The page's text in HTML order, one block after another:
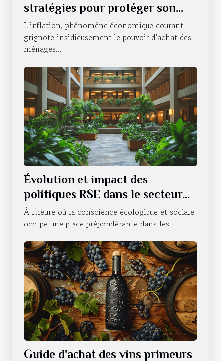
stratégies pour protéger son
portefeuille en période
d'incertitude économique
L'inflation, phénomène économique courant,
grignote insidieusement le pouvoir d'achat des
ménages...
Évolution et impact des
politiques RSE dans le secteur
hôtelier
À l'heure où la conscience écologique et sociale
occupe une place prépondérante dans les...
Guide d'achat des vins primeurs